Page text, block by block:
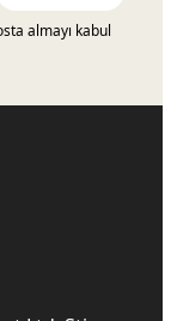
almayı kabul